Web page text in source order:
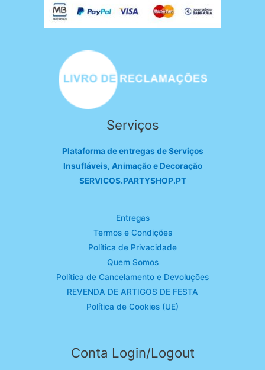
Serviços
Plataforma de entregas de Serviços
Insufláveis, Animação e Decoração
SERVICOS.PARTYSHOP.PT
Entregas
Termos e Condições
Política de Privacidade
Quem Somos
Política de Cancelamento e Devoluções
REVENDA DE ARTIGOS DE FESTA
Política de Cookies (UE)
Conta Login/Logout